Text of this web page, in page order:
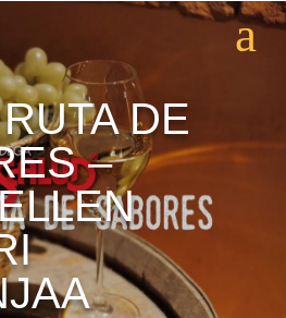
a
DE
–